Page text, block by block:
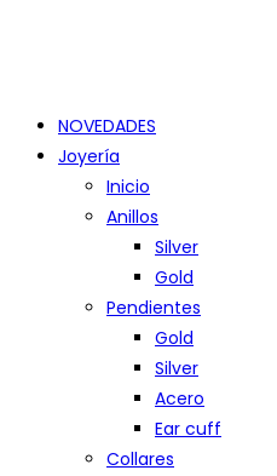
NOVEDADES
Joyería
Inicio
Anillos
Silver
Gold
Pendientes
Gold
Silver
Acero
Ear cuff
Collares